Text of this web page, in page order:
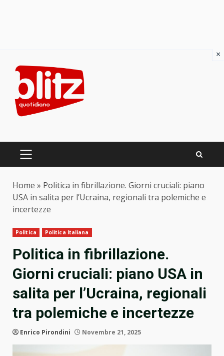
content
PRIMARY
Home » Politica in fibrillazione. Giorni cruciali: piano
USA in salita per l’Ucraina, regionali tra polemiche e
incertezze
Politica Politica Italiana
Politica in fibrillazione.
Giorni cruciali: piano USA in
salita per l’Ucraina, regionali
tra polemiche e incertezze
Enrico Pirondini Novembre 21, 2025
×